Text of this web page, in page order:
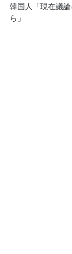
韓国人「現在議
ら」